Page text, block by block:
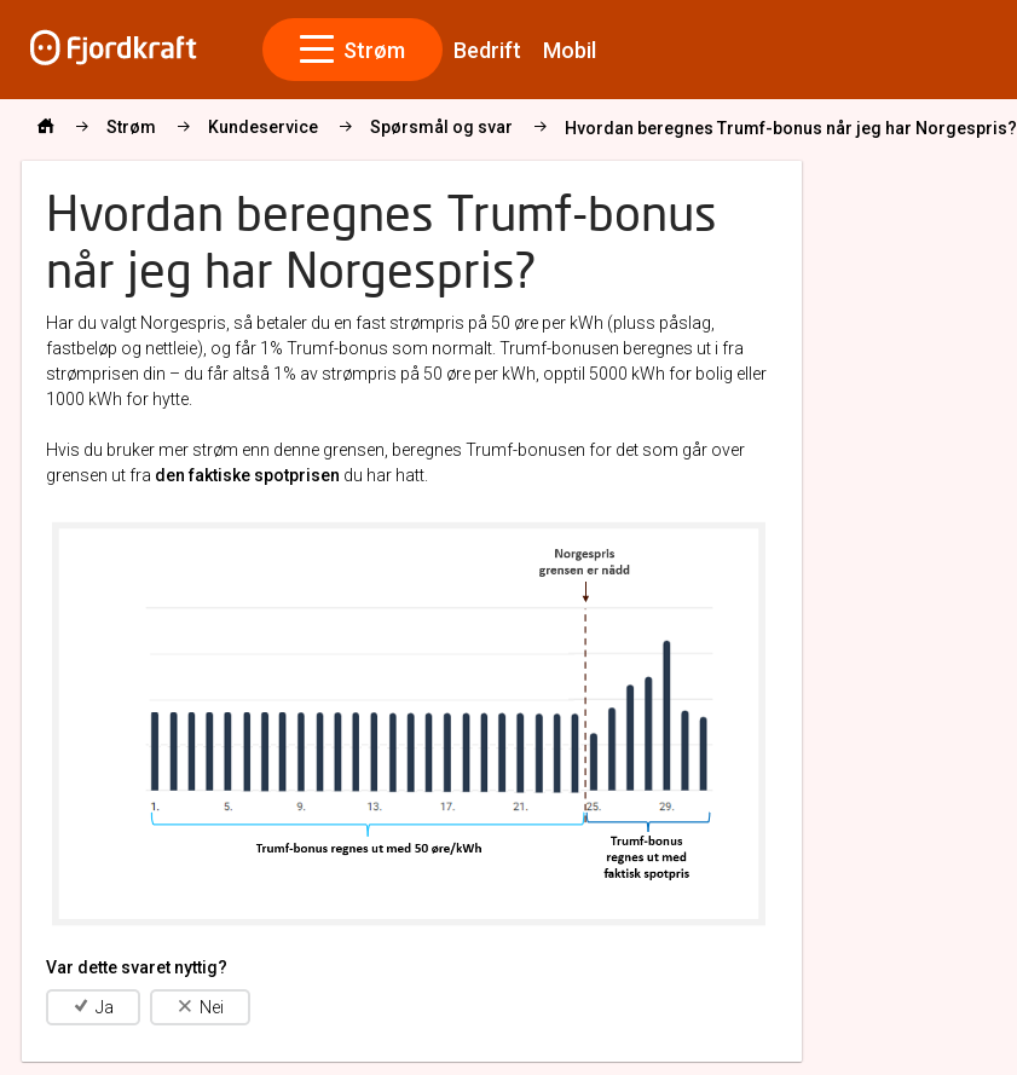
Strøm Bedrift Mobil
Strøm Kundeservice Spørsmål og svar Hvordan beregnes Trumf-bonus når jeg har Norgespris?
Hvordan beregnes Trumf-bonus
når jeg har Norgespris?
Har du valgt Norgespris, så betaler du en fast strømpris på 50 øre per kWh (pluss påslag,
fastbeløp og nettleie), og får 1% Trumf-bonus som normalt. Trumf-bonusen beregnes ut i fra
strømprisen din – du får altså 1% av strømpris på 50 øre per kWh, opptil 5000 kWh for bolig eller
1000 kWh for hytte.
Hvis du bruker mer strøm enn denne grensen, beregnes Trumf-bonusen for det som går over
grensen ut fra den faktiske spotprisen du har hatt.
Var dette svaret nyttig?
Ja Nei